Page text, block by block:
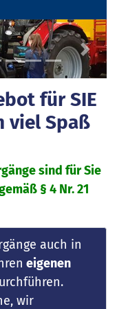
Next
für SIE
viel Spaß
sind für Sie
§ 4 Nr. 21
auch in
eigenen
wir